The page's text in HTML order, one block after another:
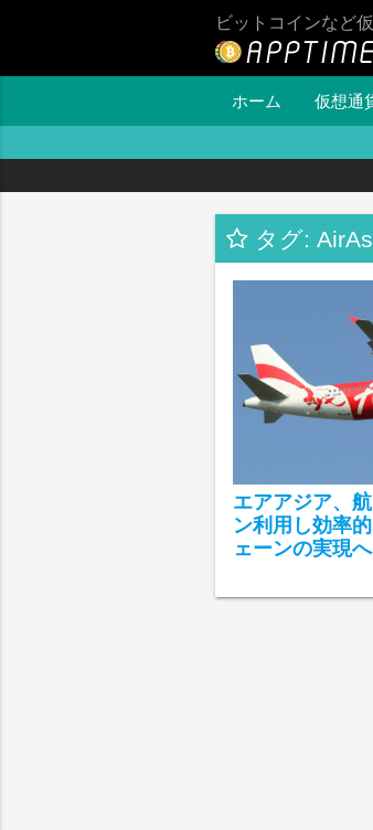
ビットコインなど
ホーム 仮想通
タグ:
エアアジア、
ン利用し効率
ェーンの実現へ